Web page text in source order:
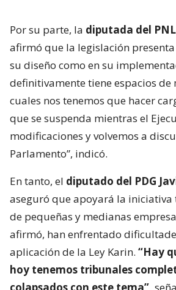
Por su parte, la diputada del
afirmó que la legislación
su diseño como en su
definitivamente tiene espacios de
cuales nos tenemos que hacer
que se suspenda mientras el
modificaciones y volvemos a
Parlamento”, indicó.
En tanto, el diputado del PDG
aseguró que apoyará la iniciativa
de pequeñas y medianas
afirmó, han enfrentado
aplicación de la Ley Karin. “Hay
hoy tenemos tribunales